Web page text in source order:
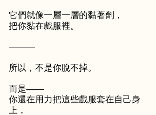
它們就像一層一層的黏著劑，
把你黏在戲服裡。
———
所以，不是你脫不掉。
而是——
你還在用力把這些戲服套在自己身
上，